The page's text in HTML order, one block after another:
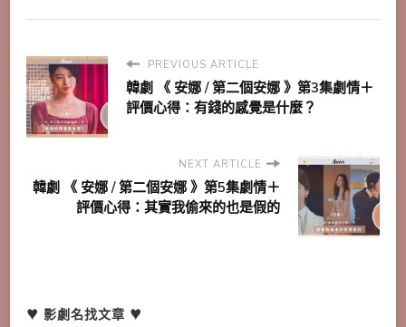
PREVIOUS ARTICLE
韓劇 《 安娜 / 第二個安娜 》第3集劇情＋
評價心得：有錢的感覺是什麼？
NEXT ARTICLE
韓劇 《 安娜 / 第二個安娜 》第5集劇情＋
評價心得：其實我偷來的也是假的
♥ 影劇名找文章 ♥